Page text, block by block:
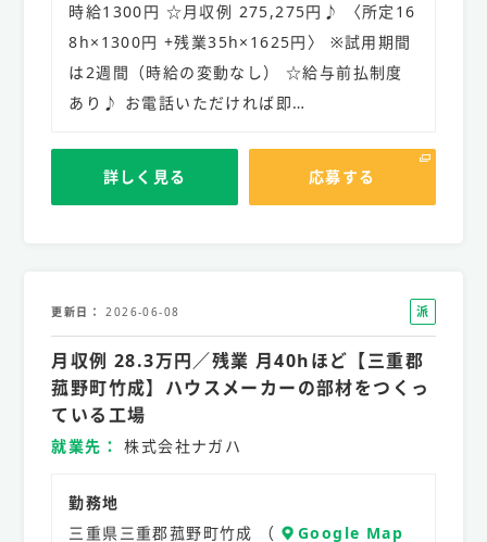
時給1300円 ☆月収例 275,275円♪ 〈所定16
8h×1300円 +残業35h×1625円〉 ※試用期間
は2週間（時給の変動なし） ☆給与前払制度
あり♪ お電話いただければ即…
詳しく見る 応募する
更新日 2026-06-08
派
遣
社
員
月収例 28.3万円／残業 月40hほど【三重郡
菰野町竹成】ハウスメーカーの部材をつくっ
ている工場
就業先 株式会社ナガハ
勤務地
三重県三重郡菰野町竹成 （
Google Map